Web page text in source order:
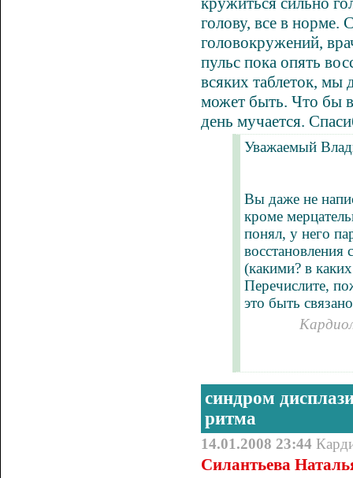
голову, все в норме.
головокружений,
пульс пока опять
всяких таблеток, мы
может быть. Что бы
день мучается.
Уважаемый
Вы даже не
кроме
понял, у него
восстановления
(какими? в
Перечислите,
это быть
синдром
ритма
14.01.2008 23:44
Силантьева